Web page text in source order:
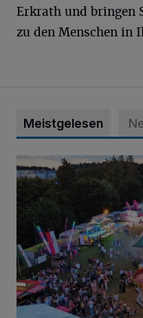
Erkrath und bringen
zu den Menschen in
Meistgelesen
Vier Tage mit vollem